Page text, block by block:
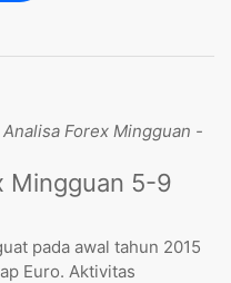
Forex Mingguan -
Mingguan 5-9
pada awal tahun 2015
Euro. Aktivitas